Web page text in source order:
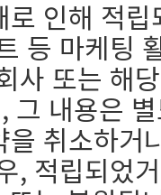
로 인해 적
등 마케팅
사 또는 해
그 내용은
을 취소하거
, 적립되었